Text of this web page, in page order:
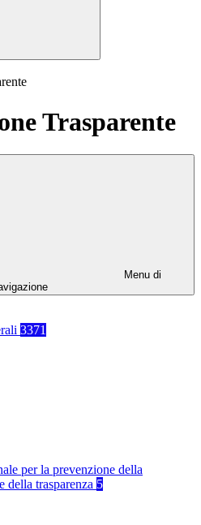
Trasparente
Menu di
3371
per la prevenzione della
della trasparenza 5